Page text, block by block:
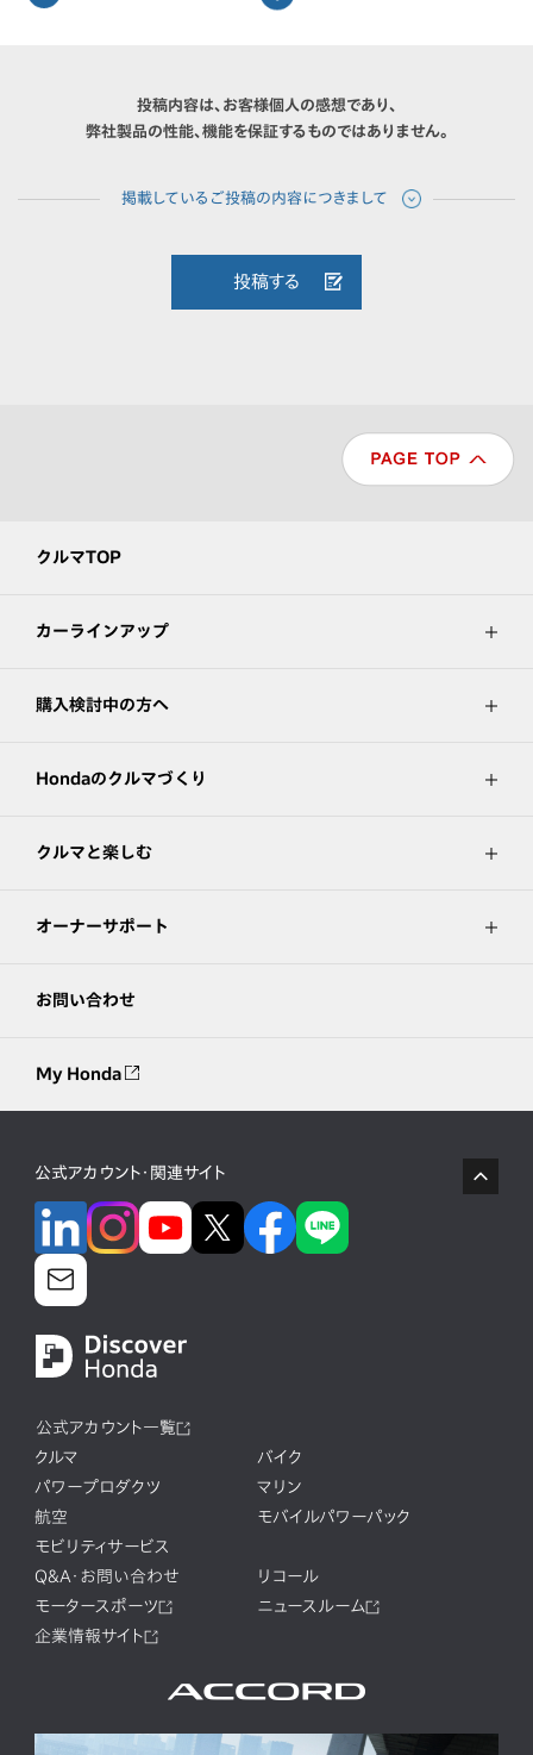
投稿内容は、お客様個人の感想であり、
弊社製品の性能、機能を保証するものではありません。
投稿する
クルマTOP
カーラインアップ
購入検討中の方へ
Hondaのクルマづくり
クルマと楽しむ
オーナーサポート
お問い合わせ
My Honda
公式アカウント・関連サイト
公式アカウント一覧
クルマ
バイク
パワープロダクツ
マリン
航空
モバイルパワーパック
モビリティサービス
Q&A・お問い合わせ
リコール
モータースポーツ
ニュースルーム
企業情報サイト